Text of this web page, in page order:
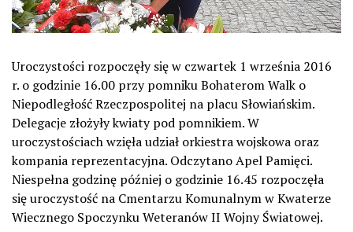
Uroczystości rozpoczęły się w czwartek 1 września 2016
r. o godzinie 16.00 przy pomniku Bohaterom Walk o
Niepodległość Rzeczpospolitej na placu Słowiańskim.
Delegacje złożyły kwiaty pod pomnikiem. W
uroczystościach wzięła udział orkiestra wojskowa oraz
kompania reprezentacyjna. Odczytano Apel Pamięci.
Niespełna godzinę później o godzinie 16.45 rozpoczęła
się uroczystość na Cmentarzu Komunalnym w Kwaterze
Wiecznego Spoczynku Weteranów II Wojny Światowej.